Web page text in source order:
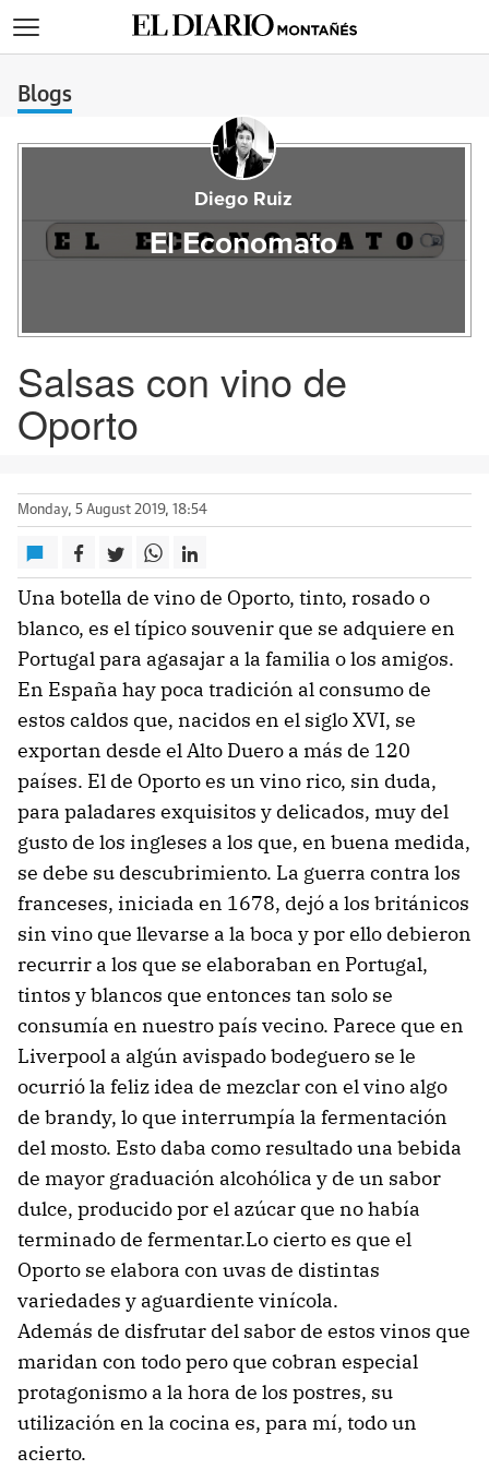
Blogs
Diego Ruiz
El Economato
Salsas con vino de
Oporto
Monday, 5 August 2019, 18:54
Una botella de vino de Oporto, tinto, rosado o
blanco, es el típico souvenir que se adquiere en
Portugal para agasajar a la familia o los amigos.
En España hay poca tradición al consumo de
estos caldos que, nacidos en el siglo XVI, se
exportan desde el Alto Duero a más de 120
países. El de Oporto es un vino rico, sin duda,
para paladares exquisitos y delicados, muy del
gusto de los ingleses a los que, en buena medida,
se debe su descubrimiento. La guerra contra los
franceses, iniciada en 1678, dejó a los británicos
sin vino que llevarse a la boca y por ello debieron
recurrir a los que se elaboraban en Portugal,
tintos y blancos que entonces tan solo se
consumía en nuestro país vecino. Parece que en
Liverpool a algún avispado bodeguero se le
ocurrió la feliz idea de mezclar con el vino algo
de brandy, lo que interrumpía la fermentación
del mosto. Esto daba como resultado una bebida
de mayor graduación alcohólica y de un sabor
dulce, producido por el azúcar que no había
terminado de fermentar.Lo cierto es que el
Oporto se elabora con uvas de distintas
variedades y aguardiente vinícola.
Además de disfrutar del sabor de estos vinos que
maridan con todo pero que cobran especial
protagonismo a la hora de los postres, su
utilización en la cocina es, para mí, todo un
acierto.